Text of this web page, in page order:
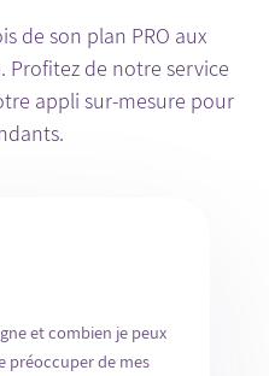
de son plan PRO aux
Profitez de notre service
appli sur-mesure pour
et combien je peux
préoccuper de mes